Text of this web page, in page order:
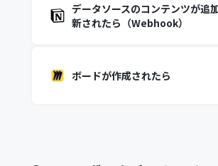
データソースのコンテンツが追
新されたら（Webhook）
ボードが作成されたら